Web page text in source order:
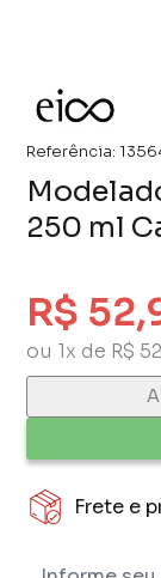
Referência:
250 ml
R$
ou 1x de R$
Frete e